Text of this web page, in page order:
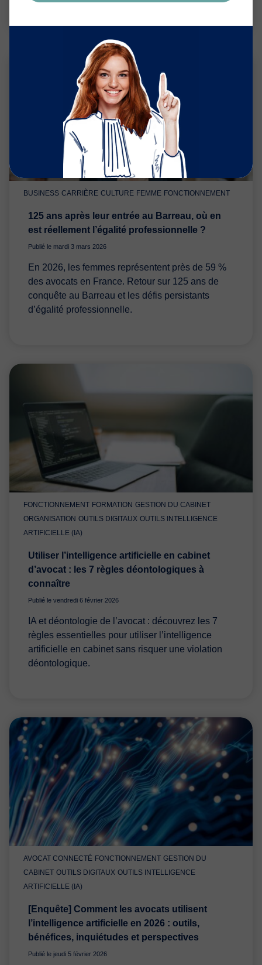
BUSINESS CARRIÈRE CULTURE FEMME FONCTIONNEMENT
125 ans après leur entrée au Barreau, où en
est réellement l’égalité professionnelle ?
Publié le mardi 3 mars 2026
En 2026, les femmes représentent près de 59 %
des avocats en France. Retour sur 125 ans de
conquête au Barreau et les défis persistants
d’égalité professionnelle.
FONCTIONNEMENT FORMATION GESTION DU CABINET
ORGANISATION OUTILS DIGITAUX OUTILS INTELLIGENCE
ARTIFICIELLE (IA)
Utiliser l’intelligence artificielle en cabinet
d’avocat : les 7 règles déontologiques à
connaître
Publié le vendredi 6 février 2026
IA et déontologie de l’avocat : découvrez les 7
règles essentielles pour utiliser l’intelligence
artificielle en cabinet sans risquer une violation
déontologique.
AVOCAT CONNECTÉ FONCTIONNEMENT GESTION DU
CABINET OUTILS DIGITAUX OUTILS INTELLIGENCE
ARTIFICIELLE (IA)
[Enquête] Comment les avocats utilisent
l’intelligence artificielle en 2026 : outils,
bénéfices, inquiétudes et perspectives
Publié le jeudi 5 février 2026